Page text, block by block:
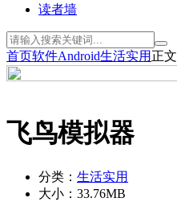
读者墙
首页软件Android生活实用 正文
飞鸟模拟器
分类： 生活实用
大小： 33.76MB